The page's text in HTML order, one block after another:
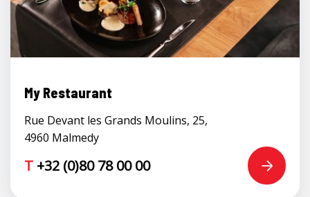
My Restaurant
Rue Devant les Grands Moulins, 25,
4960 Malmedy
T +32 (0)80 78 00 00